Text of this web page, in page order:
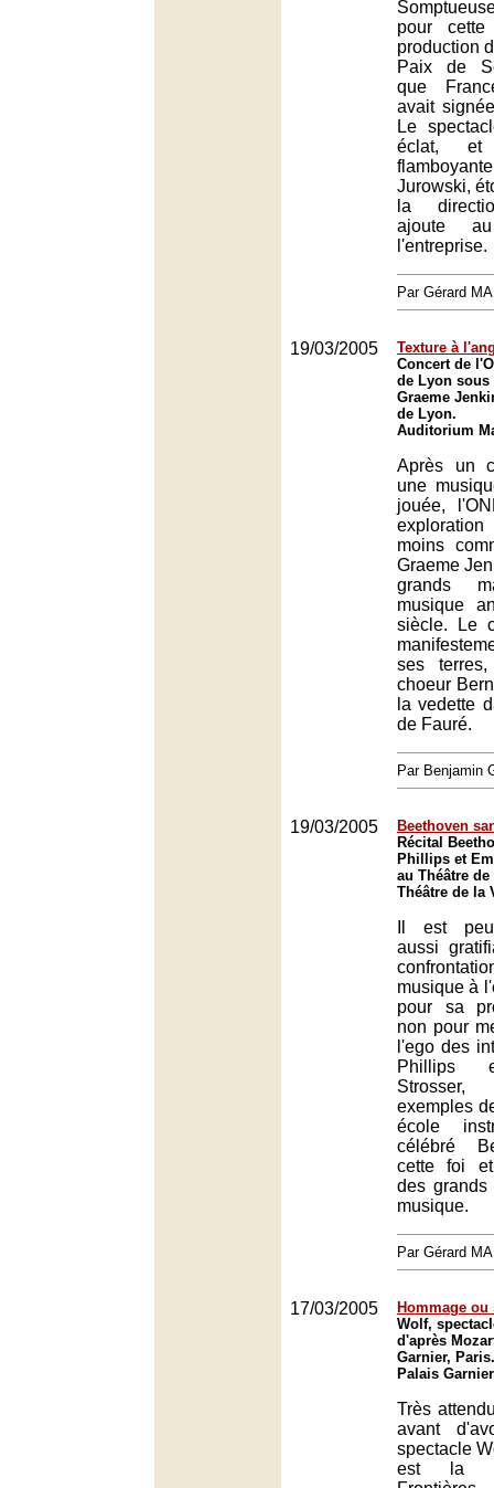
pour
production
Paix de
que
avait
Le
éclat, et
Jurowski,
la
ajoute
l'entreprise.
Par Gérard
19/03/2005
Texture à
Concert de
de Lyon
Graeme
de Lyon.
Auditorium
Après un
une
jouée,
moins
Graeme
grands
musique
siècle. Le
ses
choeur
la vedette
de Fauré.
Par Benjamin
19/03/2005
Beethoven
Récital
Phillips et
au Théâtre
Théâtre de la
Il est
aussi
musique à
pour sa
non pour
l'ego des
Phillips
exemples
école
célébré
cette foi
des
musique.
Par Gérard
17/03/2005
Hommage ou
Wolf,
d'après
Garnier, Paris.
Palais
Très
avant
spectacle
est la